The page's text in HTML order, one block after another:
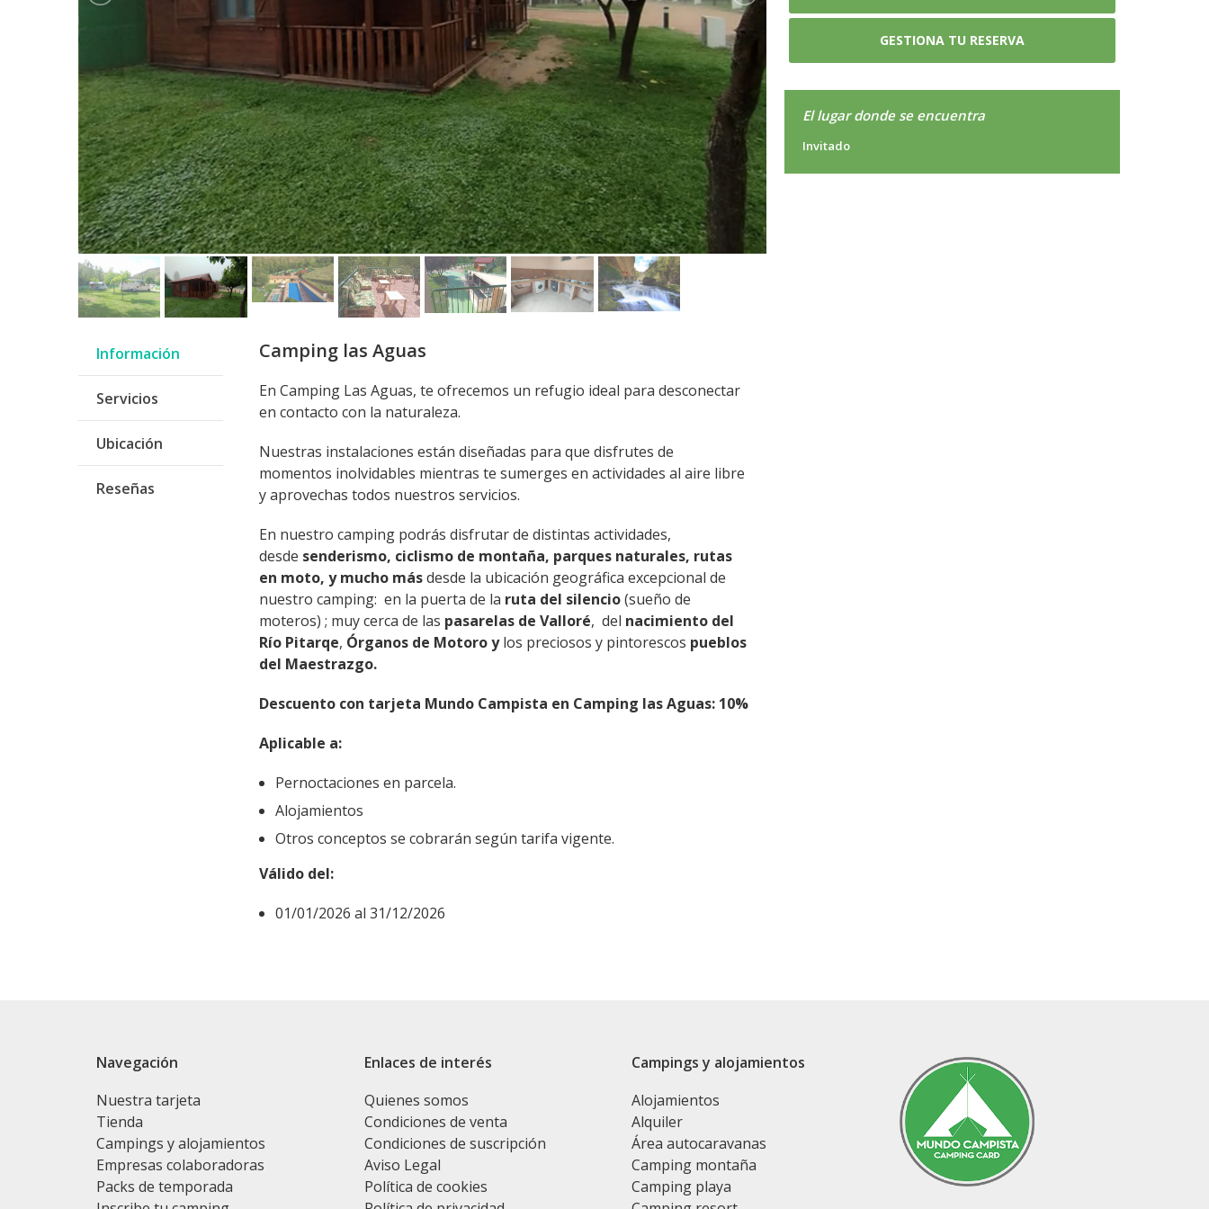
Información
Servicios
Ubicación
Reseñas
Camping las Aguas
En Camping Las Aguas, te ofrecemos un refugio ideal para desconectar
en contacto con la naturaleza.
Nuestras instalaciones están diseñadas para que disfrutes de
momentos inolvidables mientras te sumerges en actividades al aire libre
y aprovechas todos nuestros servicios.
En nuestro camping podrás disfrutar de distintas actividades,
desde senderismo, ciclismo de montaña, parques naturales, rutas
en moto, y mucho másdesde la ubicación geográfica excepcional de
nuestro camping: en la puerta de la ruta del silencio(sueño de
moteros) ; muy cerca de las pasarelas de Valloré, del nacimiento del
Río Pitarqe, Órganos de Motoro ylos preciosos y pintorescos pueblos
del Maestrazgo.
Descuento con tarjeta Mundo Campista en Camping las Aguas: 10%
Aplicable a:
Pernoctaciones en parcela.
Alojamientos
Otros conceptos se cobrarán según tarifa vigente.
Válido del:
01/01/2026 al 31/12/2026
GESTIONA TU RESERVA
El lugar donde se encuentra
Invitado
Navegación
Nuestra tarjeta
Tienda
Campings y alojamientos
Empresas colaboradoras
Packs de temporada
Enlaces de interés
Quienes somos
Condiciones de venta
Condiciones de suscripción
Aviso Legal
Política de cookies
Campings y alojamientos
Alojamientos
Alquiler
Área autocaravanas
Camping montaña
Camping playa